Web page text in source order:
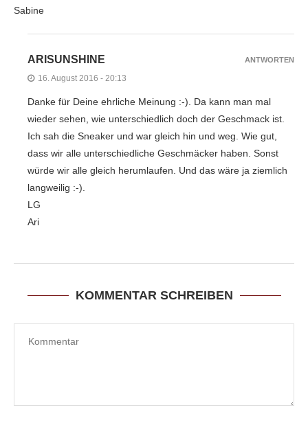
Sabine
ARISUNSHINE
16. August 2016 - 20:13
Danke für Deine ehrliche Meinung :-). Da kann man mal
wieder sehen, wie unterschiedlich doch der Geschmack ist.
Ich sah die Sneaker und war gleich hin und weg. Wie gut,
dass wir alle unterschiedliche Geschmäcker haben. Sonst
würde wir alle gleich herumlaufen. Und das wäre ja ziemlich
langweilig :-).
LG
Ari
ANTWORTEN
KOMMENTAR SCHREIBEN